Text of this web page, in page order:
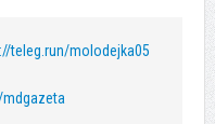
teleg.run/molodejka05